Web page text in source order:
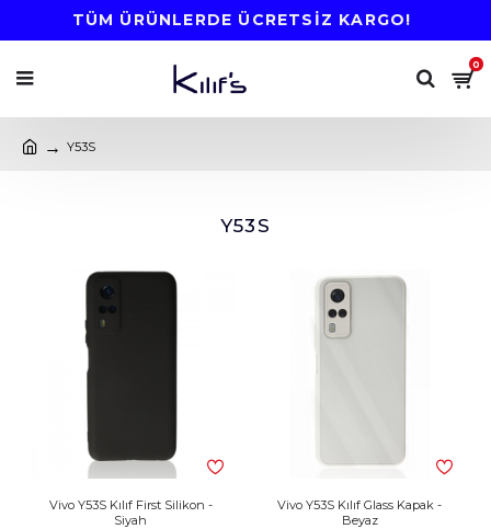
TÜM ÜRÜNLERDE ÜCRETSİZ KARGO!
0
Y53S
Y53S
Vivo Y53S Kılıf First Silikon -
Siyah
Vivo Y53S Kılıf Glass Kapak -
Beyaz